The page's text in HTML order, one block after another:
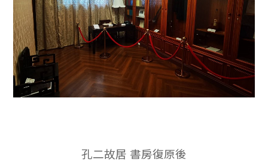
孔二故居 書房復原後